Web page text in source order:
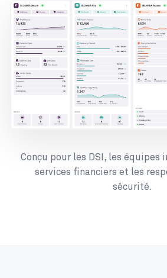
Conçu pour les DSI, les équipes
services financiers et les
sécurité.